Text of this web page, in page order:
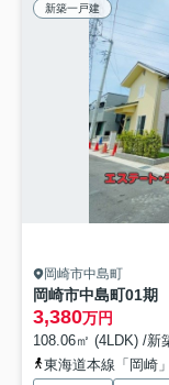
新築一戸建
岡崎市中島町
3,380万円
108.06㎡ (4LDK) /新
東海道本線「岡崎